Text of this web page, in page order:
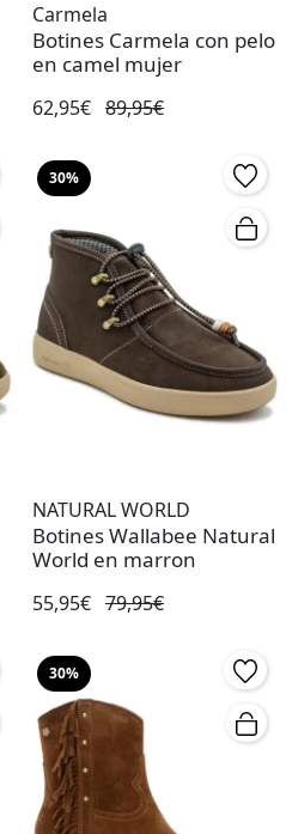
Carmela
Botines Carmela con pelo
en camel mujer
62,95€ 89,95€
30%
NATURAL WORLD
Botines Wallabee Natural
World en marron
55,95€ 79,95€
30%